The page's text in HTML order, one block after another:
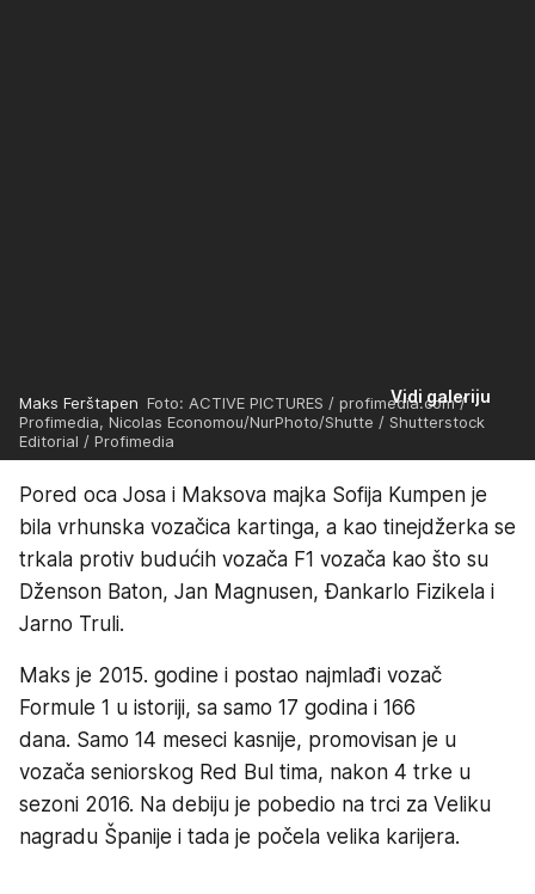
Vidi galeriju
Maks Ferštapen Foto: ACTIVE PICTURES / profimedia.com /
Profimedia, Nicolas Economou/NurPhoto/Shutte / Shutterstock
Editorial / Profimedia
Pored oca Josa i Maksova majka Sofija Kumpen je
bila vrhunska vozačica kartinga, a kao tinejdžerka se
trkala protiv budućih vozača F1 vozača kao što su
Dženson Baton, Jan Magnusen, Đankarlo Fizikela i
Jarno Truli.
Maks je 2015. godine i postao najmlađi vozač
Formule 1 u istoriji, sa samo 17 godina i 166
dana. Samo 14 meseci kasnije, promovisan je u
vozača seniorskog Red Bul tima, nakon 4 trke u
sezoni 2016. Na debiju je pobedio na trci za Veliku
nagradu Španije i tada je počela velika karijera.